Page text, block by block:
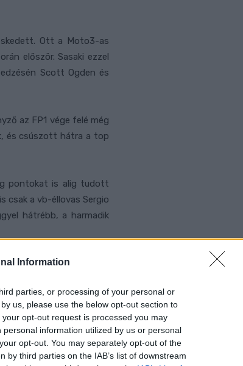
Information
parties, or processing of your personal or
us, please use the below opt-out section to
opt-out request is processed you may
information utilized by us or personal
opt-out. You may separately opt-out of the
third parties on the IAB’s list of downstream
Ott a Moto3-as
először. Sasaki ezzel
Scott Ogden és
az FP1 vége felé még
és csúszott hátra a top
pontokat is alig tudott
csak a vb-éllovas Sergio
hátrébb, a harmadik
hajt idén. A japánokat
Yamanaka kezdett
Yamanaka ötödik,
Sasaki.A top 10-bemég